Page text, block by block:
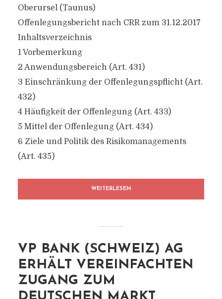
Oberursel (Taunus)
Offenlegungsbericht nach CRR zum 31.12.2017
Inhaltsverzeichnis
1 Vorbemerkung
2 Anwendungsbereich (Art. 431)
3 Einschränkung der Offenlegungspflicht (Art.
432)
4 Häufigkeit der Offenlegung (Art. 433)
5 Mittel der Offenlegung (Art. 434)
6 Ziele und Politik des Risikomanagements
(Art. 435)
WEITERLESEN
VP BANK (SCHWEIZ) AG
ERHÄLT VEREINFACHTEN
ZUGANG ZUM